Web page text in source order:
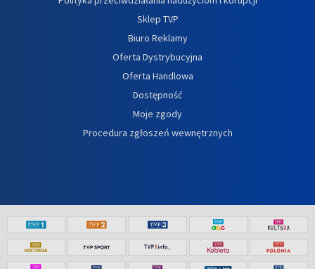
Sklep TVP
Biuro Reklamy
Oferta Dystrybucyjna
Oferta Handlowa
Dostępność
Moje zgody
Procedura zgłoszeń wewnętrznych